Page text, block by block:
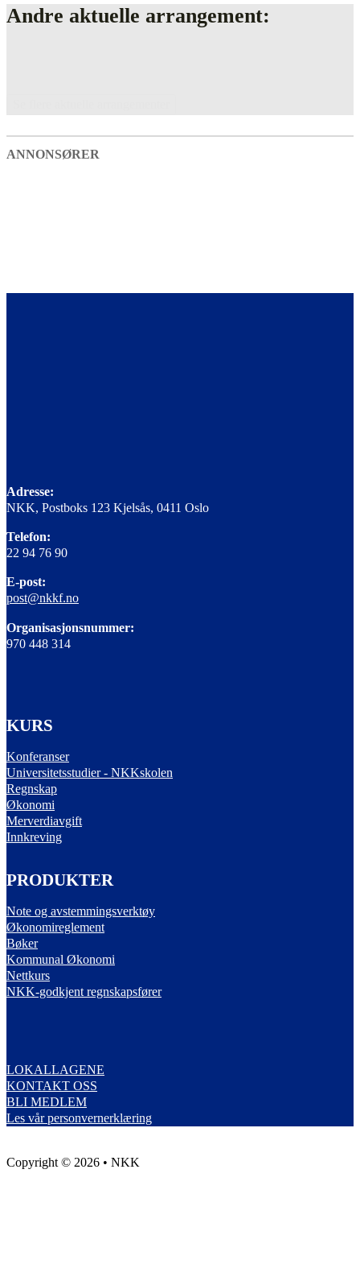
Andre aktuelle arrangement:
ANNONSØRER
Adresse:
NKK, Postboks 123 Kjelsås, 0411 Oslo
Telefon:
22 94 76 90
E-post:
post@nkkf.no
Organisasjonsnummer:
970 448 314
KURS
Konferanser
Universitetsstudier - NKKskolen
Regnskap
Økonomi
Merverdiavgift
Innkreving
PRODUKTER
Note og avstemmingsverktøy
Økonomireglement
Bøker
Kommunal Økonomi
Nettkurs
NKK-godkjent regnskapsfører
LOKALLAGENE
KONTAKT OSS
BLI MEDLEM
Les vår personvernerklæring
Copyright © 2026 • NKK